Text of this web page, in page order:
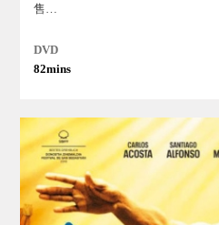
售…
DVD
82mins